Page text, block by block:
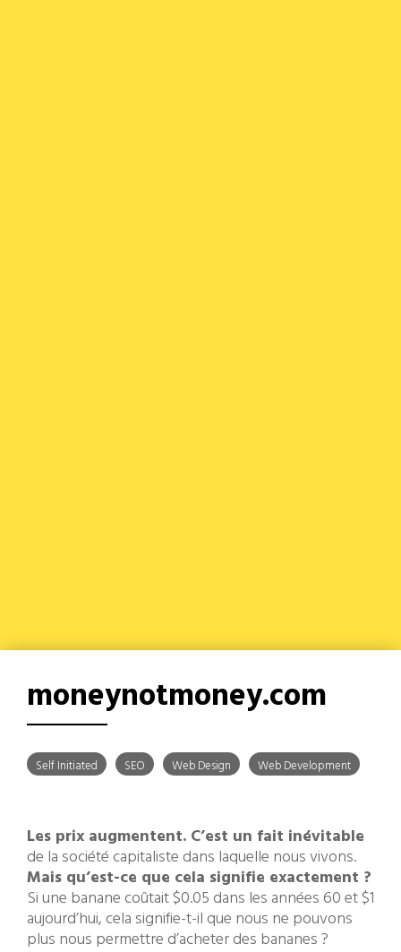
moneynotmoney.com
Self Initiated SEO Web Design Web Development
Les prix augmentent. C’est un fait inévitable
de la société capitaliste dans laquelle nous vivons.
Mais qu’est-ce que cela signifie exactement ?
Si une banane coûtait $0.05 dans les années 60 et $1
aujourd’hui, cela signifie-t-il que nous ne pouvons
plus nous permettre d’acheter des bananes ?